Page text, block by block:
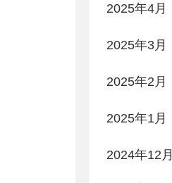
2025年4月
2025年3月
2025年2月
2025年1月
2024年12月